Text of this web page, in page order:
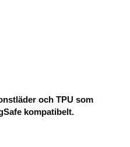
och TPU som
kompatibelt.